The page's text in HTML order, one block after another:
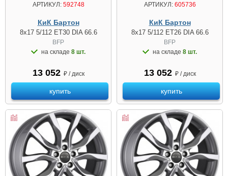
АРТИКУЛ:592748
КиК Бартон
8x17 5/112 ET30 DIA 66.6
BFP
на складе 8 шт.
13 052 ₽ / диск
купить
АРТИКУЛ:605736
КиК Бартон
8x17 5/112 ET26 DIA 66.6
BFP
на складе 8 шт.
13 052 ₽ / диск
купить